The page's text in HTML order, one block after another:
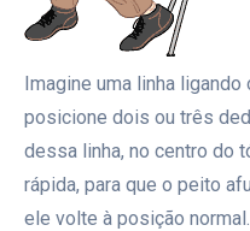
Imagine uma linha
posicione dois ou três
dessa linha, no centro do
rápida, para que o peito
ele volte à posição